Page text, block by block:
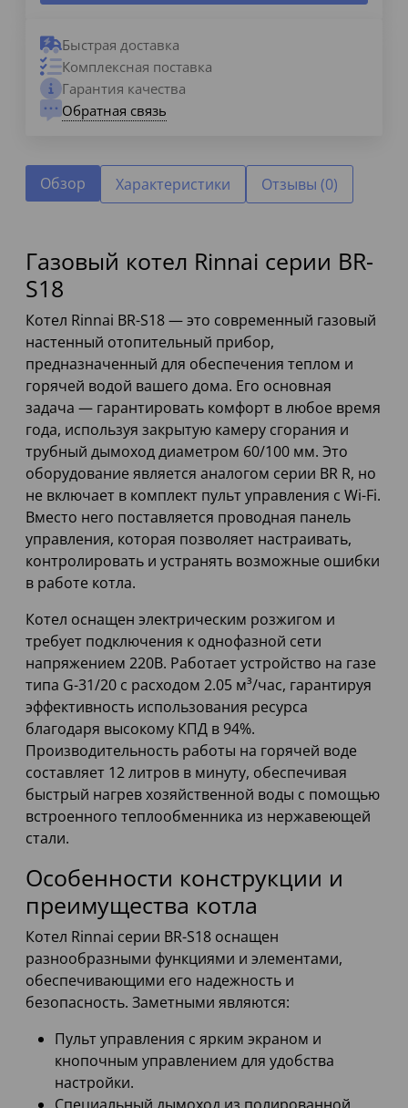
Быстрая доставка
Комплексная поставка
Гарантия качества
Обратная связь
Обзор Характеристики Отзывы (0)
Газовый котел Rinnai серии BR-
S18
Котел Rinnai BR-S18 — это современный газовый
настенный отопительный прибор,
предназначенный для обеспечения теплом и
горячей водой вашего дома. Его основная
задача — гарантировать комфорт в любое время
года, используя закрытую камеру сгорания и
трубный дымоход диаметром 60/100 мм. Это
оборудование является аналогом серии BR R, но
не включает в комплект пульт управления с Wi-Fi.
Вместо него поставляется проводная панель
управления, которая позволяет настраивать,
контролировать и устранять возможные ошибки
в работе котла.
Котел оснащен электрическим розжигом и
требует подключения к однофазной сети
напряжением 220В. Работает устройство на газе
типа G-31/20 с расходом 2.05 м³/час, гарантируя
эффективность использования ресурса
благодаря высокому КПД в 94%.
Производительность работы на горячей воде
составляет 12 литров в минуту, обеспечивая
быстрый нагрев хозяйственной воды с помощью
встроенного теплообменника из нержавеющей
стали.
Особенности конструкции и
преимущества котла
Котел Rinnai серии BR-S18 оснащен
разнообразными функциями и элементами,
обеспечивающими его надежность и
безопасность. Заметными являются:
Пульт управления с ярким экраном и
кнопочным управлением для удобства
настройки.